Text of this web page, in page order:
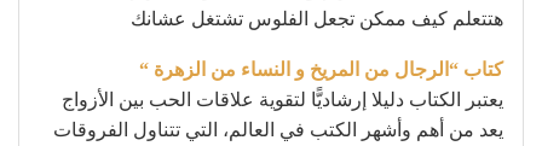
هتتعلم كيف ممكن تجعل الفلوس تشتغل عشانك
كتاب “الرجال من المريخ و النساء من الزهرة “
يعتبر الكتاب دليلا إرشاديًّا لتقوية علاقات الحب بين الأزواج
يعد من أهم وأشهر الكتب في العالم، التي تتناول الفروقات